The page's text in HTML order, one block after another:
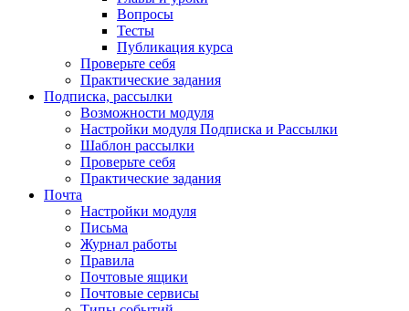
Вопросы
Тесты
Публикация курса
Проверьте себя
Практические задания
Подписка, рассылки
Возможности модуля
Настройки модуля Подписка и Рассылки
Шаблон рассылки
Проверьте себя
Практические задания
Почта
Настройки модуля
Письма
Журнал работы
Правила
Почтовые ящики
Почтовые сервисы